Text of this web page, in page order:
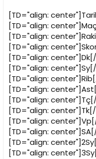
[TD="align:
[TD="align:
[TD="align:
[TD="align:
[TD="align:
[TD="align:
[TD="align:
[TD="align:
[TD="align:
[TD="align: center"]Tk[/
[TD="align:
[TD="align:
[TD="align:
[TD="align: